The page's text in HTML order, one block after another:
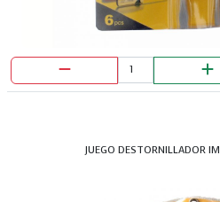
JUEGO DESTORNILLADOR